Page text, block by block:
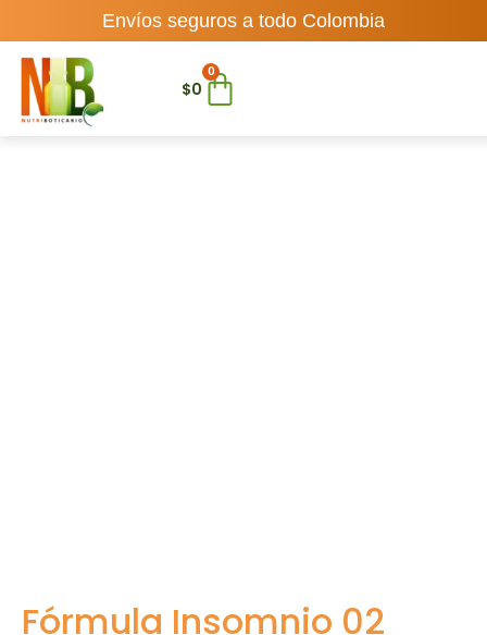
Envíos seguros a todo Colombia
$0
0
Fórmula Insomnio 02